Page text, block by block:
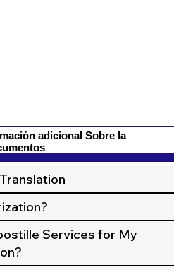
adicional Sobre la
Services for My